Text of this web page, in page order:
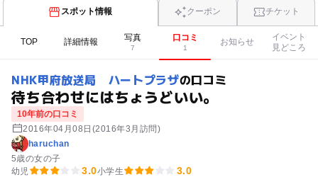
スポット情報 クーポン チケット
TOP 詳細情報 写真
7
口コミ
1
お知らせ
イベント
見どころ
NHK甲府放送局 ハートプラザの口コミ
待ち合わせにはちょうどいい。
10年前の口コミ
2016年04月08日 (2016年3月訪問)
haruchan
5歳の女の子
幼児
3.0小学生 3.0